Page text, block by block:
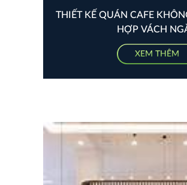
THIẾT KẾ QUÁN CAFE
HỢP VÁCH
XEM THÊM